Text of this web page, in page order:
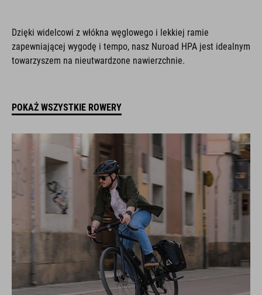
zapewniającej wygodę i tempo, nasz Nuroad HPA jest idealnym
towarzyszem na nieutwardzone nawierzchnie.
POKAŻ WSZYSTKIE ROWERY